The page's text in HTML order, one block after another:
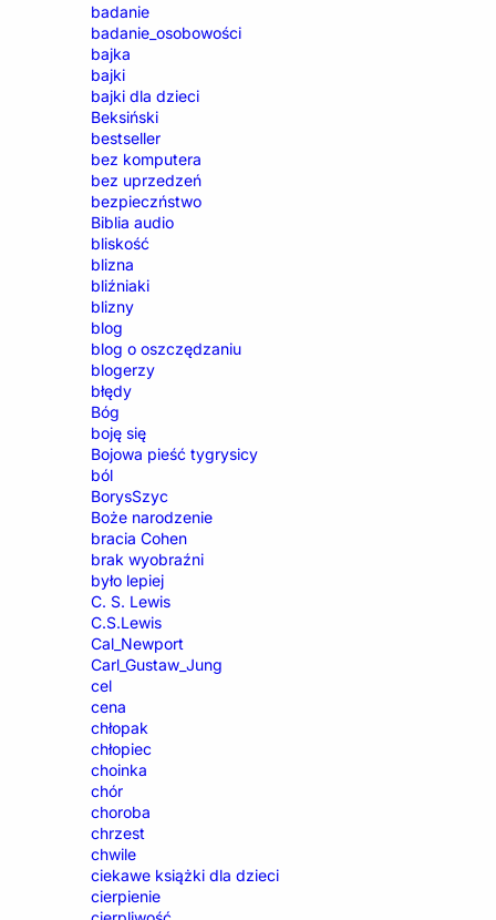
badanie
badanie_osobowości
bajka
bajki
bajki dla dzieci
Beksiński
bestseller
bez komputera
bez uprzedzeń
bezpieczństwo
Biblia audio
bliskość
blizna
bliźniaki
blizny
blog
blog o oszczędzaniu
blogerzy
błędy
Bóg
boję się
Bojowa pieść tygrysicy
ból
BorysSzyc
Boże narodzenie
bracia Cohen
brak wyobraźni
było lepiej
C. S. Lewis
C.S.Lewis
Cal_Newport
Carl_Gustaw_Jung
cel
cena
chłopak
chłopiec
choinka
chór
choroba
chrzest
chwile
ciekawe książki dla dzieci
cierpienie